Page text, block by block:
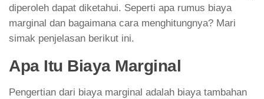
diperoleh dapat diketahui. Seperti apa rumus biaya
marginal dan bagaimana cara menghitungnya? Mari
simak penjelasan berikut ini.
Apa Itu Biaya Marginal
Pengertian dari biaya marginal adalah biaya tambahan